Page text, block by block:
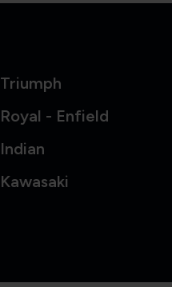
Triumph
Royal - Enfield
Indian
Kawasaki